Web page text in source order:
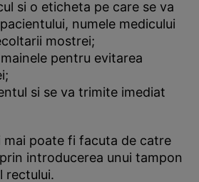
si o eticheta pe care se va
numele medicului
mostrei;
pentru evitarea
si se va trimite imediat
mai poate fi facuta de catre
introducerea unui tampon
rectului.